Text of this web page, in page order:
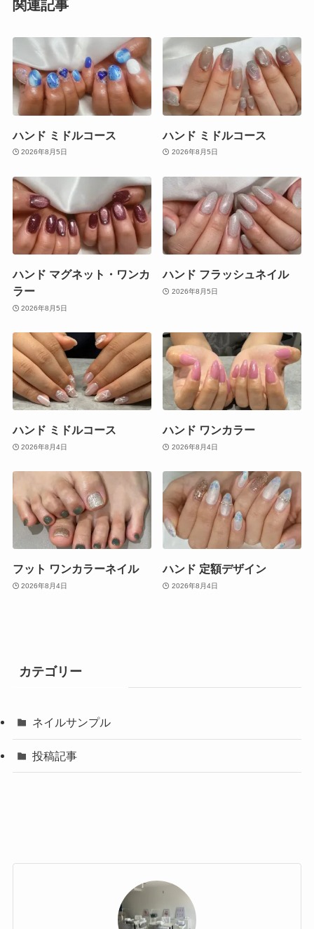
関連記事
ハンド ミドルコース
2026年8月5日
ハンド ミドルコース
2026年8月5日
ハンド マグネット・ワンカ
ラー
2026年8月5日
ハンド フラッシュネイル
2026年8月5日
ハンド ミドルコース
2026年8月4日
ハンド ワンカラー
2026年8月4日
フット ワンカラーネイル
2026年8月4日
ハンド 定額デザイン
2026年8月4日
カテゴリー
ネイルサンプル
投稿記事